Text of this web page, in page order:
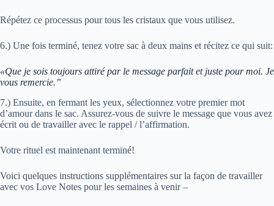
Répétez ce processus pour tous les cristaux que vous utilisez.
6.) Une fois terminé, tenez votre sac à deux mains et récitez ce qui suit:
«Que je sois toujours attiré par le message parfait et juste pour moi. Je
vous remercie.”
7.) Ensuite, en fermant les yeux, sélectionnez votre premier mot
d’amour dans le sac. Assurez-vous de suivre le message que vous avez
écrit ou de travailler avec le rappel / l’affirmation.
Votre rituel est maintenant terminé!
Voici quelques instructions supplémentaires sur la façon de travailler
avec vos Love Notes pour les semaines à venir –